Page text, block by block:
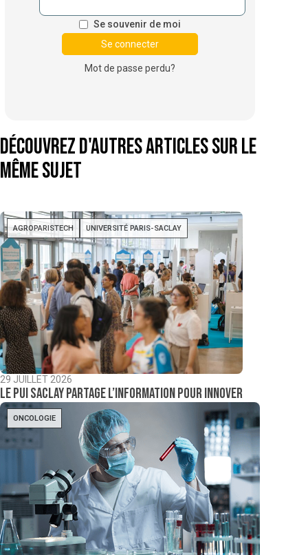
Se souvenir de moi
Mot de passe perdu?
Découvrez d'autres articles sur le
même sujet
AGROPARISTECH UNIVERSITÉ PARIS-SACLAY
29 JUILLET 2026
Le PUI Saclay partage l’information pour innover
ONCOLOGIE